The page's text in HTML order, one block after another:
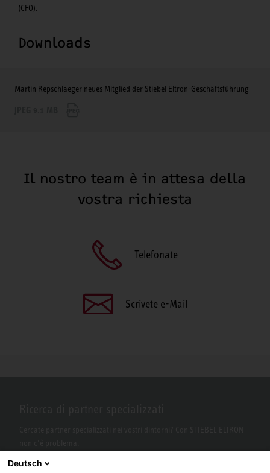
(CFO).
Downloads
Martin Repschlaeger neues Mitglied der Stiebel Eltron-Geschäftsführung
Il nostro team è in attesa della
vostra richiesta
Telefonate
Scrivete e-Mail
Deutsch